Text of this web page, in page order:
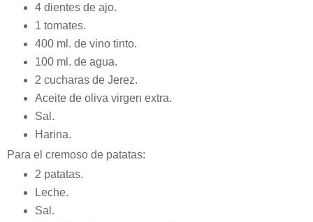
4 dientes de ajo.
1 tomates.
400 ml. de vino tinto.
100 ml. de agua.
2 cucharas de Jerez.
Aceite de oliva virgen extra.
Sal.
Harina.
Para el cremoso de patatas:
2 patatas.
Leche.
Sal.